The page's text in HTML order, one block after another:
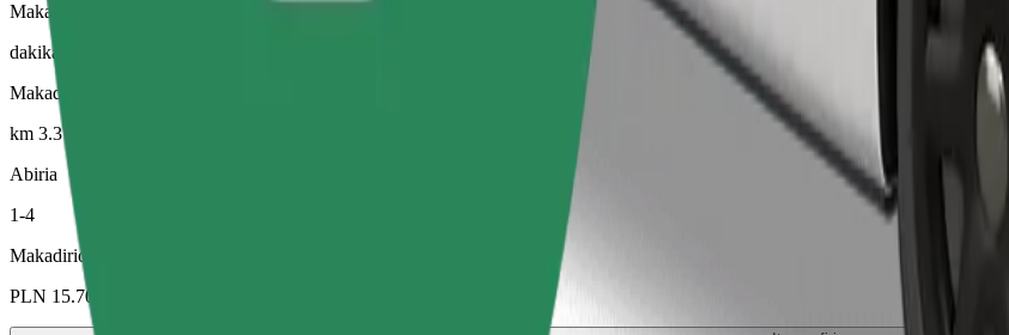
Makadirio ya muda wa safari
dakika 7
Makadirio ya umbali
km 3.3
Abiria
1-4
Makadirio ya bei
PLN 15.70